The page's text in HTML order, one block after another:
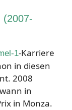
(2007-
1-Karriere
in diesen
2008
in
in Monza.